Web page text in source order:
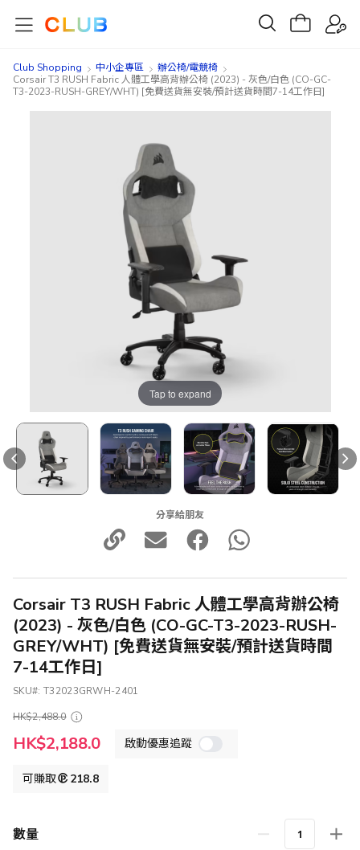
Club Shopping 中小企專區
辦公椅/電競椅
Corsair T3 RUSH Fabric 人體工學高背辦公椅 (2023) - 灰色/白色 (CO-GC-
T3-2023-RUSH-GREY/WHT) [免費送貨無安裝/預計送貨時間7-14工作日]
Tap to expand
分享給朋友
Corsair T3 RUSH Fabric 人體工學高背辦公椅
(2023) - 灰色/白色 (CO-GC-T3-2023-RUSH-
GREY/WHT) [免費送貨無安裝/預計送貨時間
7-14工作日]
SKU
T32023GRWH-2401
HK$2,488.0
特
殊
HK$2,188.0 啟動優惠追蹤
可賺取 218.8
數量